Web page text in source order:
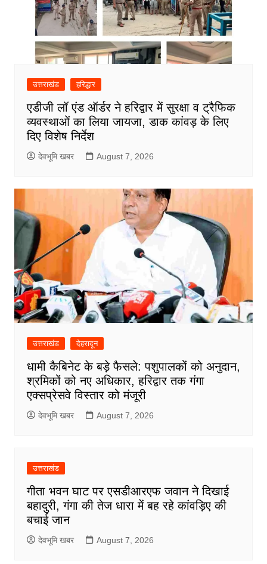
उत्तराखंड हरिद्धार
एडीजी लॉ एंड ऑर्डर ने हरिद्वार में सुरक्षा व ट्रैफिक
व्यवस्थाओं का लिया जायजा, डाक कांवड़ के लिए
दिए विशेष निर्देश
देवभूमि खबर August 7, 2026
उत्तराखंड देहरादून
धामी कैबिनेट के बड़े फैसले: पशुपालकों को अनुदान,
श्रमिकों को नए अधिकार, हरिद्वार तक गंगा
एक्सप्रेसवे विस्तार को मंजूरी
देवभूमि खबर August 7, 2026
उत्तराखंड
गीता भवन घाट पर एसडीआरएफ जवान ने दिखाई
बहादुरी, गंगा की तेज धारा में बह रहे कांवड़िए की
बचाई जान
देवभूमि खबर August 7, 2026